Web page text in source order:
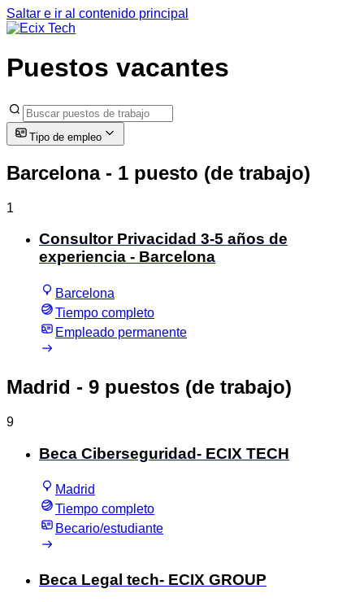
Saltar e ir al contenido principal
Puestos vacantes
Tipo de empleo
Barcelona- 1 puesto (de trabajo)
1
Consultor Privacidad 3-5 años de
experiencia - Barcelona
Barcelona
Tiempo completo
Empleado permanente
Madrid - 9 puestos (de trabajo)
9
Beca Ciberseguridad- ECIX TECH
Madrid
Tiempo completo
Becario/estudiante
Beca Legal tech- ECIX GROUP